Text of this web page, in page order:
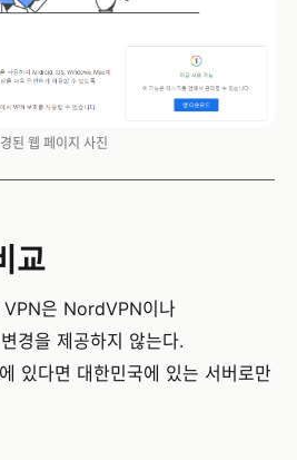
된 웹 페이지 사진
교
VPN은 NordVPN이나
경을 제공하지 않는다.
있다면 대한민국에 있는 서버로만